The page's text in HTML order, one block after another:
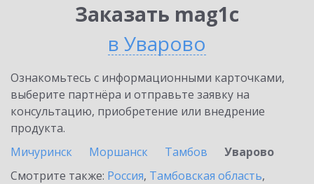
Заказать mag1c
в Уварово
Ознакомьтесь с информационными карточками,
выберите партнёра и отправьте заявку на
консультацию, приобретение или внедрение
продукта.
Мичуринск
Моршанск Тамбов
Уварово
Смотрите также: Россия, Тамбовская область,